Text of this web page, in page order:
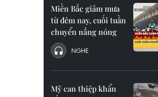
Miền Bắc giảm mưa
từ đêm nay, cuối tuần
chuyển nắng nóng
NGHE
Mỹ can thiệp khẩn